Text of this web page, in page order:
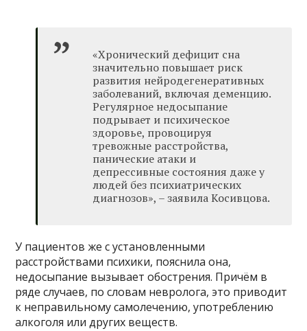
«Хронический дефицит сна
значительно повышает риск
развития нейродегенеративных
заболеваний, включая деменцию.
Регулярное недосыпание
подрывает и психическое
здоровье, провоцируя
тревожные расстройства,
панические атаки и
депрессивные состояния даже у
людей без психиатрических
диагнозов», – заявила Косивцова.
У пациентов же с установленными
расстройствами психики, пояснила она,
недосыпание вызывает обострения. Причём в
ряде случаев, по словам невролога, это приводит
к неправильному самолечению, употреблению
алкоголя или других веществ.